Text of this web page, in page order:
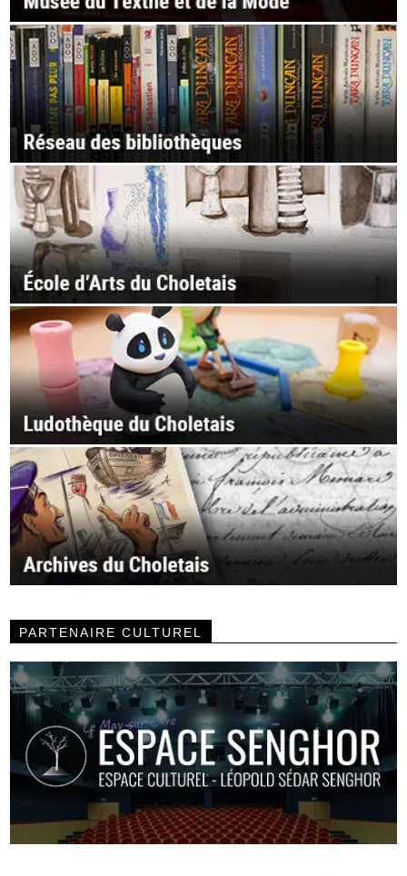
PARTENAIRE CULTUREL